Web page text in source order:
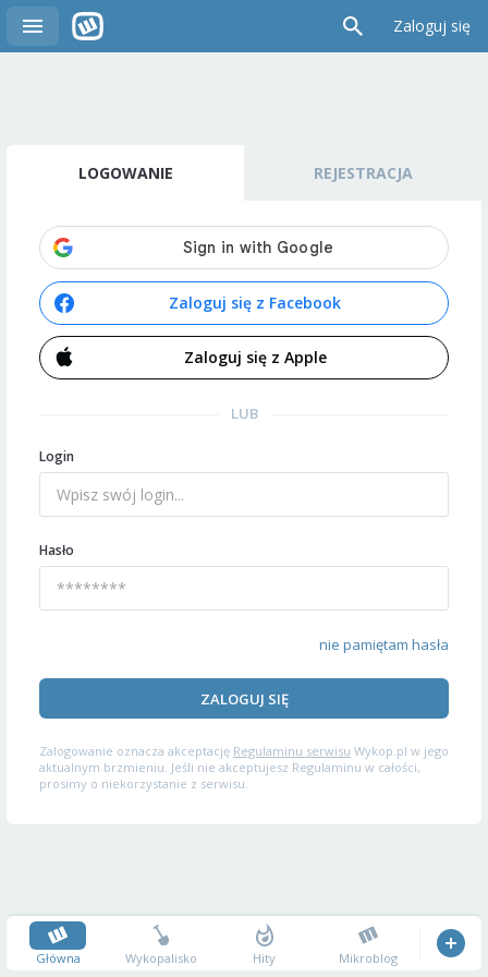
Zaloguj się
LOGOWANIE REJESTRACJA
Zaloguj się z Facebook
Zaloguj się z Apple
LUB
Login
Hasło
nie pamiętam hasła
ZALOGUJ SIĘ
Zalogowanie oznacza akceptację Regulaminu serwisu Wykop.pl w jego
aktualnym brzmieniu. Jeśli nie akceptujesz Regulaminu w całości,
prosimy o niekorzystanie z serwisu.
Główna Wykopalisko Hity Mikroblog